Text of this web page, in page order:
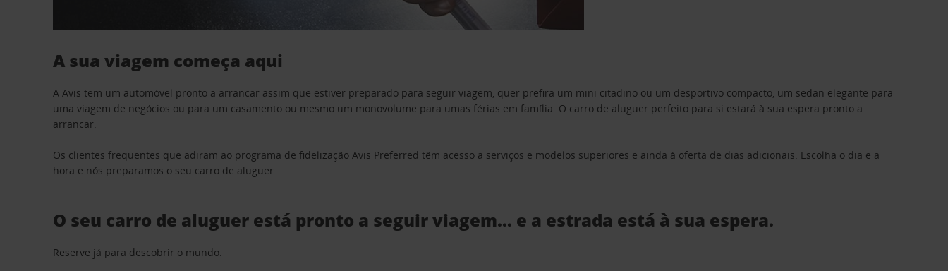
A sua viagem começa aqui
A Avis tem um automóvel pronto a arrancar assim que estiver preparado para seguir viagem, quer prefira um mini citadino ou um desportivo compacto, um sedan elegante para
uma viagem de negócios ou para um casamento ou mesmo um monovolume para umas férias em família. O carro de aluguer perfeito para si estará à sua espera pronto a
arrancar.
Os clientes frequentes que adiram ao programa de fidelizaçãoAvis Preferred têm acesso a serviços e modelos superiores e ainda à oferta de dias adicionais. Escolha o dia e a
hora e nós preparamos o seu carro de aluguer.
O seu carro de aluguer está pronto a seguir viagem… e a estrada está à sua espera.
Reserve já para descobrir o mundo.